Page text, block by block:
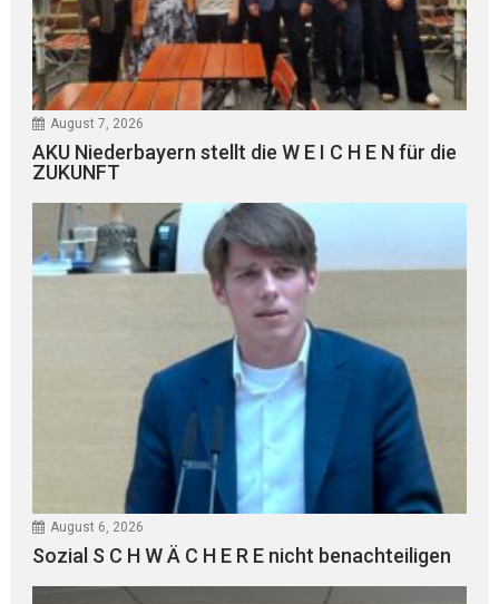
August 7, 2026
AKU Niederbayern stellt die W E I C H E N für die
ZUKUNFT
August 6, 2026
Sozial S C H W Ä C H E R E nicht benachteiligen